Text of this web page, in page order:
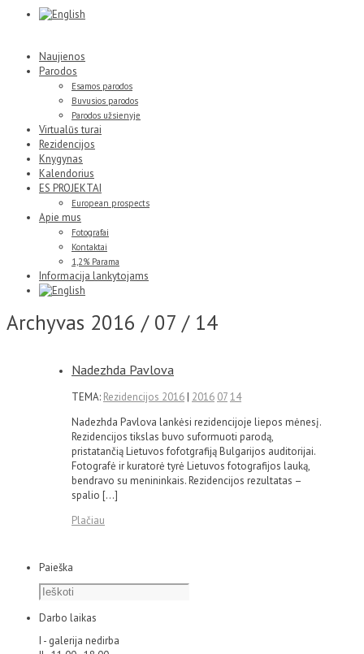
Naujienos
Parodos
Esamos parodos
Buvusios parodos
Parodos užsienyje
Virtualūs turai
Rezidencijos
Knygynas
Kalendorius
ES PROJEKTAI
European prospects
Apie mus
Fotografai
Kontaktai
1,2% Parama
Informacija lankytojams
Archyvas 2016 / 07 / 14
Nadezhda Pavlova
TEMA: Rezidencijos 2016| 2016 0714
Nadezhda Pavlova lankėsi rezidencijoje liepos mėnesį.
Rezidencijos tikslas buvo suformuoti parodą,
pristatančią Lietuvos fofotgrafiją Bulgarijos auditorijai.
Fotografė ir kuratorė tyrė Lietuvos fotografijos lauką,
bendravo su menininkais. Rezidencijos rezultatas –
spalio […]
Plačiau
Paieška
Darbo laikas
I - galerija nedirba